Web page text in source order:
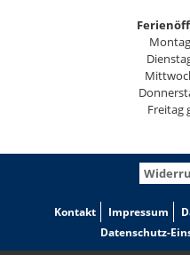
Freitag
Kontakt Impressum
Datenschutz-